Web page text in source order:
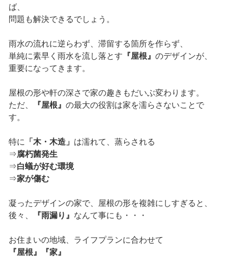
ば、
問題も解決できるでしょう。
雨水の流れに逆らわず、滞留する箇所を作らず、
単純に素早く雨水を流し落とす 『屋根』 のデザインが、
重要になってきます。
屋根の形や軒の深さで家の趣きもだいぶ変わります。
ただ、
『屋根』 の最大の役割は家を濡らさないことで
す。
特に 「木・木造」 は濡れて、蒸らされる
⇒腐朽菌発生
⇒白蟻が好む環境
⇒家が傷む
凝ったデザインの家で、屋根の形を複雑にしすぎると、
後々、
『雨漏り』 なんて事にも・・・
お住まいの地域、ライフプランに合わせて
『屋根』『家』